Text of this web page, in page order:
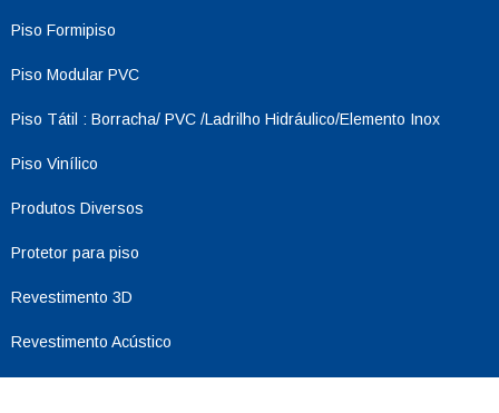
Piso Formipiso
Piso Modular PVC
Piso Tátil : Borracha/ PVC /Ladrilho Hidráulico/Elemento Inox
Piso Vinílico
Produtos Diversos
Protetor para piso
Revestimento 3D
Revestimento Acústico